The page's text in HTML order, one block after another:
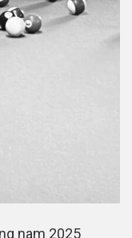
nam 2025